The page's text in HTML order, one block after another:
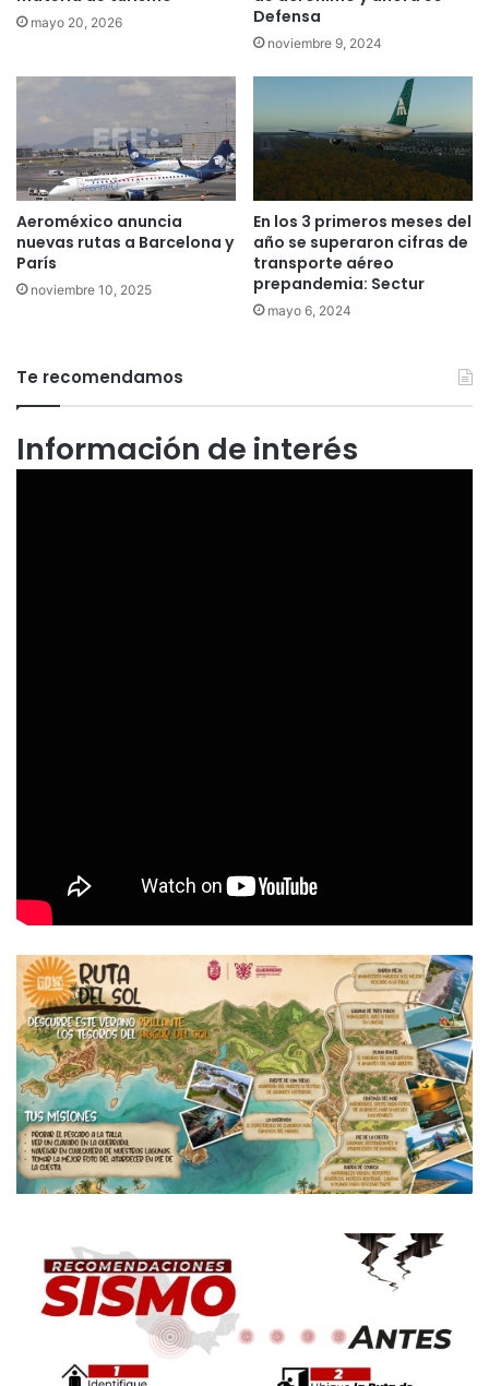
mayo 20, 2026
Defensa
noviembre 9, 2024
Aeroméxico anuncia
nuevas rutas a Barcelona y
París
noviembre 10, 2025
En los 3 primeros meses del
año se superaron cifras de
transporte aéreo
prepandemia: Sectur
mayo 6, 2024
Te recomendamos
Información de interés